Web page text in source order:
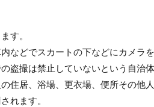
す。
などでスカートの下などにカメラ
盗撮は禁止していないという自治体
住居、浴場、更衣場、便所その他
れます。